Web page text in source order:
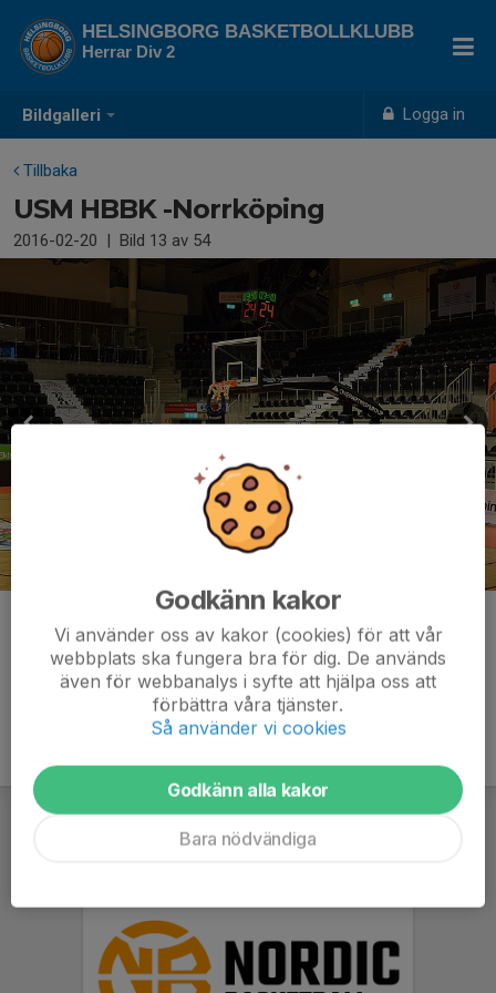
Bildgalleri Logga in
HELSINGBORG BASKETBOLLKLUBB
Herrar Div 2
Tillbaka
USM HBBK -Norrköping
2016-02-20 | Bild 13 av 54
Kommentarer
Godkänn kakor
Vi använder oss av kakor (cookies) för att vår
webbplats ska fungera bra för dig. De används
även för webbanalys i syfte att hjälpa oss att
förbättra våra tjänster.
Så använder vi cookies
Godkänn alla kakor
Bara nödvändiga